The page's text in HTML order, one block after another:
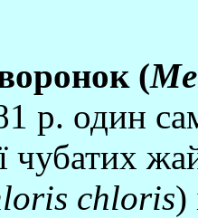
(
р. один
чубатих
chloris)